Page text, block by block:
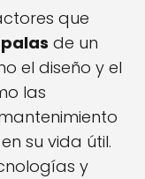
que
de un
el diseño y el
las
su vida útil.
y